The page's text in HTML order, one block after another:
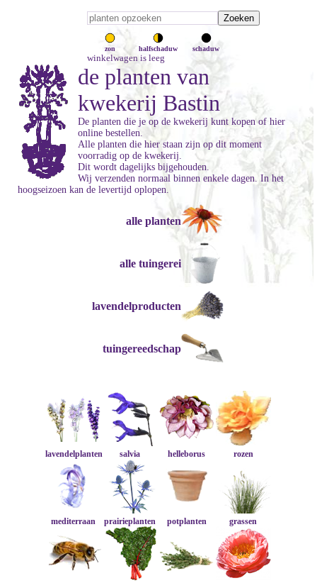
zon halfschaduw schaduw
winkelwagen is leeg
de planten van
kwekerij Bastin
De planten die je op de kwekerij kunt kopen of hier
online bestellen.
Alle planten die hier staan zijn op dit moment
voorradig op de kwekerij.
Dit wordt dagelijks bijgehouden.
Wij verzenden normaal binnen enkele dagen. In het
hoogseizoen kan de levertijd oplopen.
alle planten
alle tuingerei
lavendelproducten
tuingereedschap
lavendelplanten salvia helleborus rozen
mediterraan prairieplanten potplanten grassen